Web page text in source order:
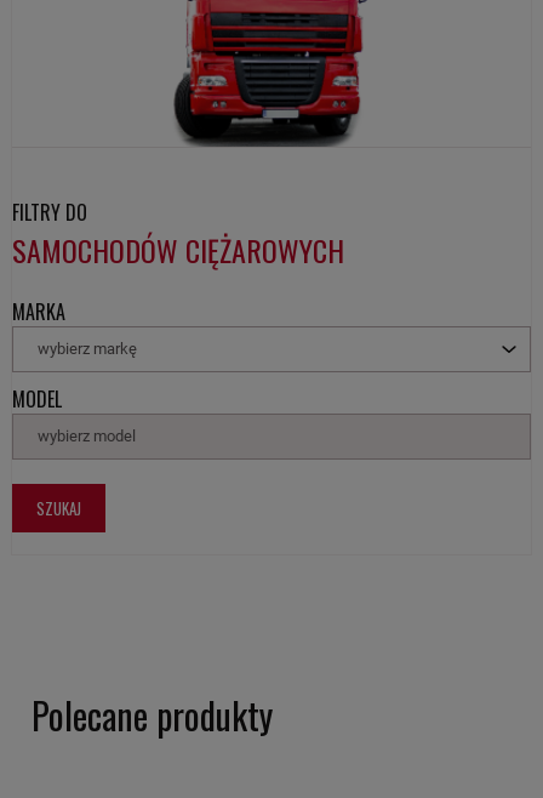
FILTRY DO
SAMOCHODÓW CIĘŻAROWYCH
MARKA
wybierz markę
MODEL
wybierz model
SZUKAJ
Polecane produkty